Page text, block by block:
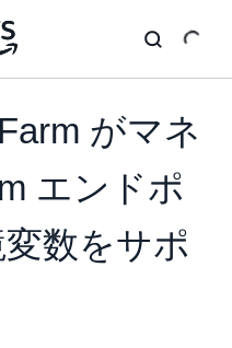
がマネ
エンドポ
数をサポ